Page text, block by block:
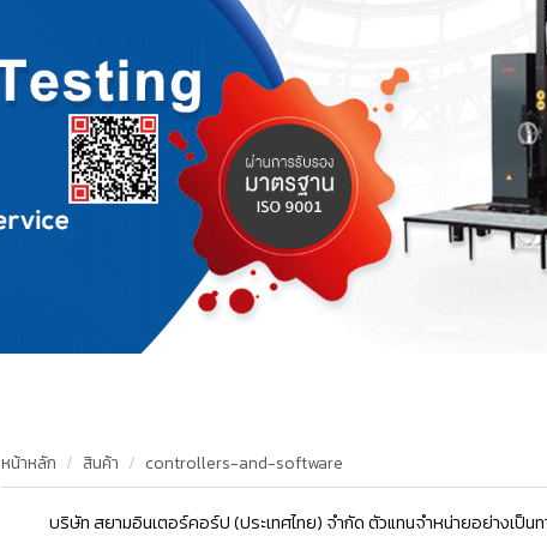
หน้าหลัก สินค้า controllers-and-software
บริษัท สยามอินเตอร์คอร์ป (ประเทศไทย) จำกัด ตัวแทนจำหน่ายอย่างเป็